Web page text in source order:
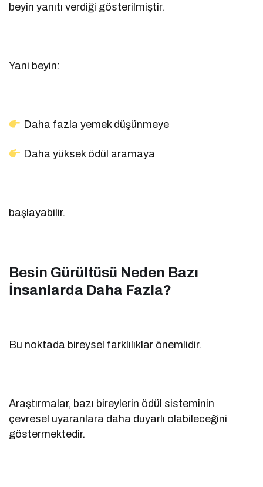
beyin yanıtı verdiği gösterilmiştir.
Yani beyin:
Daha fazla yemek düşünmeye
Daha yüksek ödül aramaya
başlayabilir.
Besin Gürültüsü Neden Bazı
İnsanlarda Daha Fazla?
Bu noktada bireysel farklılıklar önemlidir.
Araştırmalar, bazı bireylerin ödül sisteminin
çevresel uyaranlara daha duyarlı olabileceğini
göstermektedir.